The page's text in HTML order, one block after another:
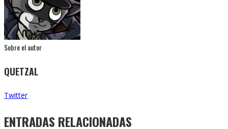
Sobre el autor
QUETZAL
Twitter
ENTRADAS RELACIONADAS